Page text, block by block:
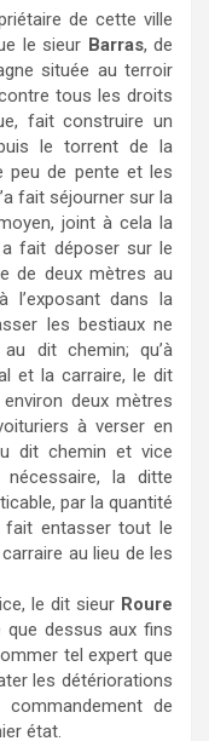
de cette ville
le sieur Barras, de
située au terroir
tous les droits
fait construire un
le torrent de la
peu de pente et les
fait séjourner sur la
joint à cela la
fait déposer sur le
de deux mètres au
l’exposant dans la
les bestiaux ne
dit chemin; qu’à
et la carraire, le dit
deux mètres
à verser en
dit chemin et vice
la ditte
par la quantité
fait entasser tout le
au lieu de les
le dit sieur Roure
que dessus aux fins
tel expert que
les détériorations
de
état.